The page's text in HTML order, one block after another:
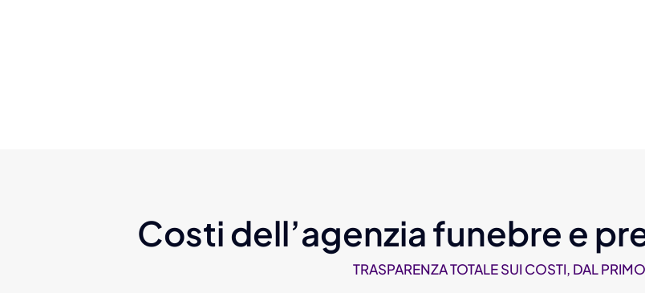
Costi dell’agenzia funebre e
TRASPARENZA TOTALE SUI COSTI, DAL